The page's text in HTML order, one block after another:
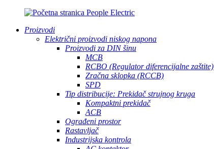
Proizvodi
Električni proizvodi niskog napona
Proizvodi za DIN šinu
MCB
RCBO (Regulator diferencijalne zaštite)
Zračna sklopka (RCCB)
SPD
Tip distribucije: Prekidač strujnog kruga
Kompaktni prekidač
ACB
Ograđeni prostor
Rastavljač
Industrijska kontrola